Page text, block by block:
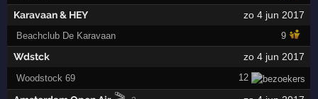
Karavaan & HEY zo 4 jun 2017
Beachclub De Karavaan 9
Wdstck zo 4 jun 2017
Woodstock 69 12